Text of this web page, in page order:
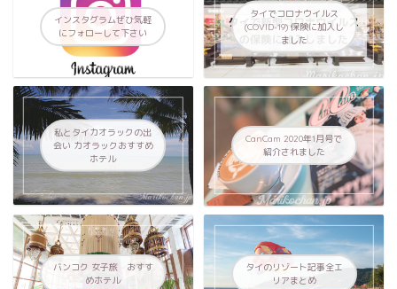
インスタグラムぜひ気軽
にフォローして下さい
タイでコロナウイルス
(COVID-19) 保険に加入し
ました
私とタイカオラックの出
会い カオラックおすすめ
ホテル
CanCam 2020年1月号で
紹介されました
バンコク 女子旅 おすす
めホテル
タイのリゾート記事全エ
リアまとめ